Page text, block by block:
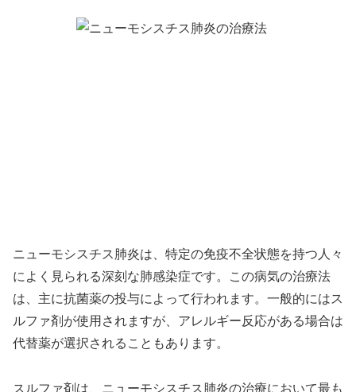
ニューモシスチス肺炎は、特定の免疫不全状態を持つ人々
によく見られる深刻な肺感染症です。この病気の治療法
は、主に抗菌薬の投与によって行われます。一般的にはス
ルファ剤が使用されますが、アレルギー反応がある場合は
代替薬が選択されることもあります。
スルファ剤は、ニューモシスチス肺炎の治療において最も